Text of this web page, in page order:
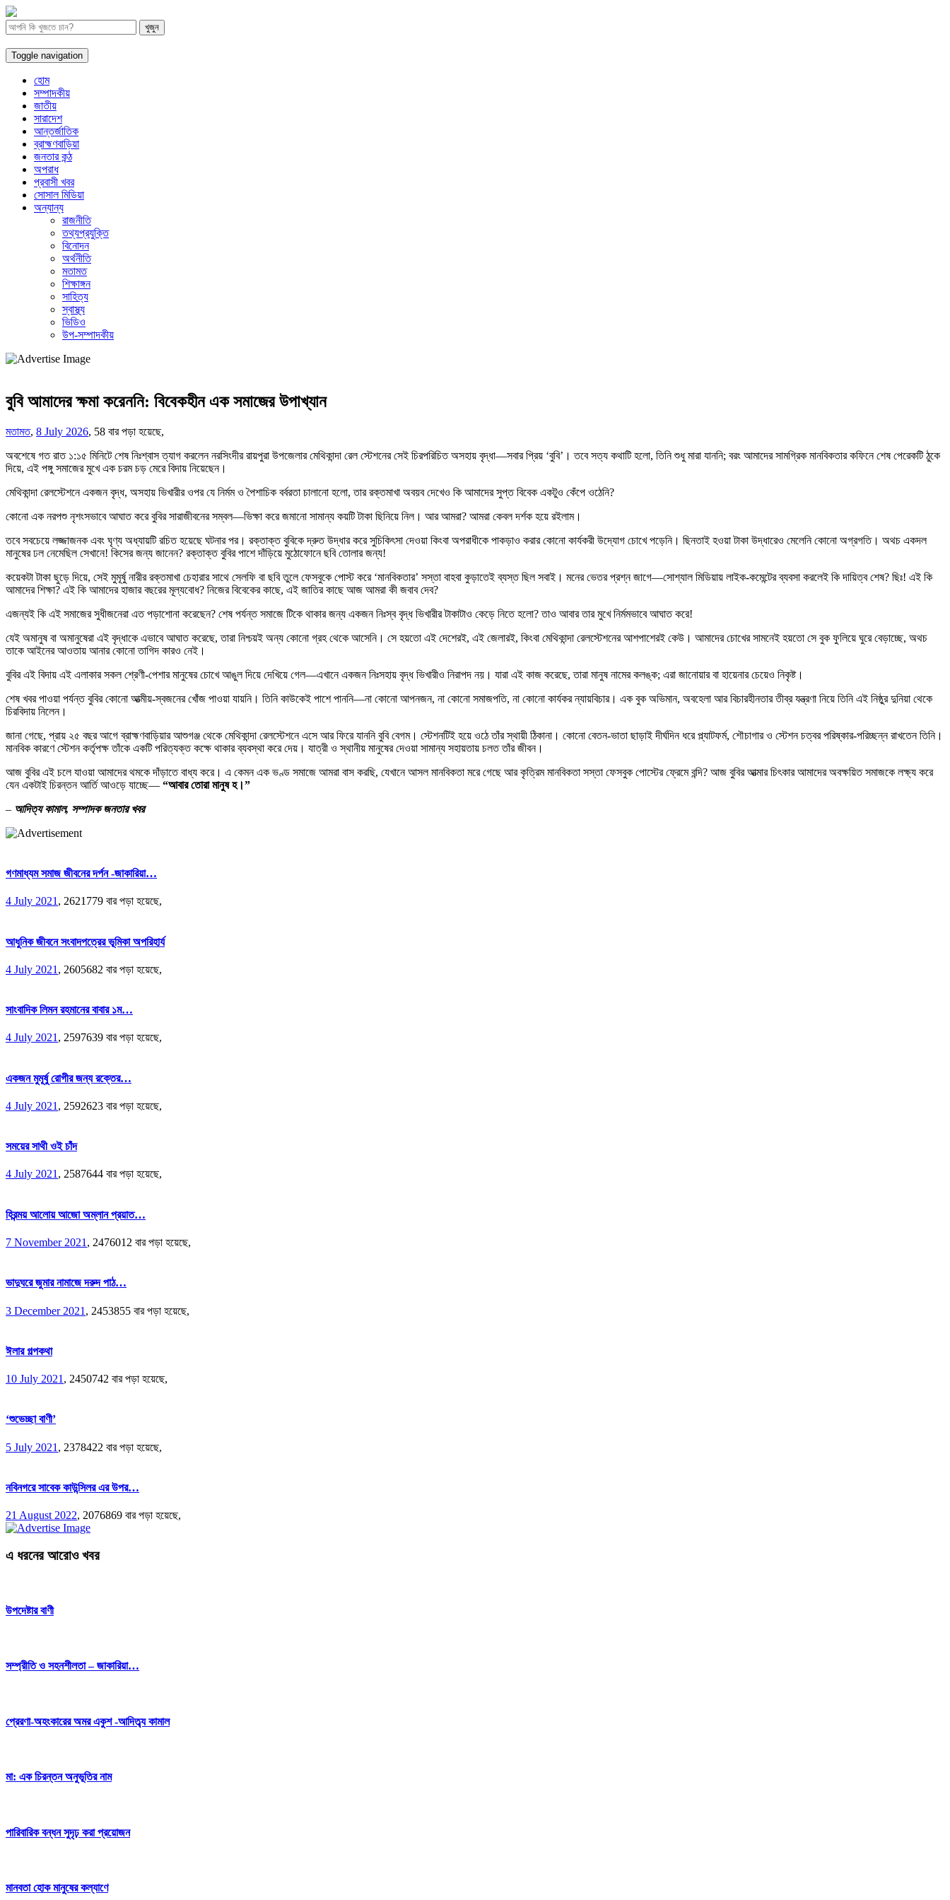
Toggle navigation
হোম
সম্পাদকীয়
জাতীয়
সারাদেশ
আন্তর্জাতিক
ব্রাহ্মণবাড়িয়া
জনতার কন্ঠ
অপরাধ
প্রবাসী খবর
সোসাল মিডিয়া
অন্যান্য
রাজনীতি
তথ্যপ্রযুক্তি
বিনোদন
অর্থনীতি
মতামত
শিক্ষাঙ্গন
সাহিত্য
স্বাস্থ্য
ভিডিও
উপ-সম্পাদকীয়
বুবি আমাদের ক্ষমা করেননি: বিবেকহীন এক সমাজের উপাখ্যান
মতামত, 8 July 2026, 58 বার পড়া হয়েছে,
অবশেষে গত রাত ১:১৫ মিনিটে শেষ নিঃশ্বাস ত্যাগ করলেন নরসিংদীর রায়পুরা উপজেলার মেথিকান্দা রেল স্টেশনের সেই চিরপরিচিত অসহায় বৃদ্ধা—সবার প্রিয় ‘বুবি’। তবে সত্য কথাটি হলো, তিনি শুধু মারা যাননি; বরং আমাদের সামগ্রিক মানবিকতার কফিনে শেষ পেরেকটি ঠুকে
দিয়ে, এই পঙ্গু সমাজের মুখে এক চরম চড় মেরে বিদায় নিয়েছেন।
​মেথিকান্দা রেলস্টেশনে একজন বৃদ্ধ, অসহায় ভিখারীর ওপর যে নির্মম ও পৈশাচিক বর্বরতা চালানো হলো, তার রক্তমাখা অবয়ব দেখেও কি আমাদের সুপ্ত বিবেক একটুও কেঁপে ওঠেনি?
​কোনো এক নরপশু নৃশংসভাবে আঘাত করে বুবির সারাজীবনের সম্বল—ভিক্ষা করে জমানো সামান্য কয়টি টাকা ছিনিয়ে নিল। আর আমরা? আমরা কেবল দর্শক হয়ে রইলাম।
​তবে সবচেয়ে লজ্জাজনক এবং ঘৃণ্য অধ্যায়টি রচিত হয়েছে ঘটনার পর। রক্তাক্ত বুবিকে দ্রুত উদ্ধার করে সুচিকিৎসা দেওয়া কিংবা অপরাধীকে পাকড়াও করার কোনো কার্যকরী উদ্যোগ চোখে পড়েনি। ছিনতাই হওয়া টাকা উদ্ধারেও মেলেনি কোনো অগ্রগতি। অথচ একদল
মানুষের ঢল নেমেছিল সেখানে! কিসের জন্য জানেন? রক্তাক্ত বুবির পাশে দাঁড়িয়ে মুঠোফোনে ছবি তোলার জন্য!
​কয়েকটা টাকা ছুড়ে দিয়ে, সেই মুমূর্ষু নারীর রক্তমাখা চেহারার সাথে সেলফি বা ছবি তুলে ফেসবুকে পোস্ট করে ‘মানবিকতার’ সস্তা বাহবা কুড়াতেই ব্যস্ত ছিল সবাই। মনের ভেতর প্রশ্ন জাগে—সোশ্যাল মিডিয়ায় লাইক-কমেন্টের ব্যবসা করলেই কি দায়িত্ব শেষ? ছিঃ! এই কি
আমাদের শিক্ষা? এই কি আমাদের হাজার বছরের মূল্যবোধ? নিজের বিবেকের কাছে, এই জাতির কাছে আজ আমরা কী জবাব দেব?
​এজন্যই কি এই সমাজের সুধীজনেরা এত পড়াশোনা করেছেন? শেষ পর্যন্ত সমাজে টিকে থাকার জন্য একজন নিঃস্ব বৃদ্ধ ভিখারীর টাকাটাও কেড়ে নিতে হলো? তাও আবার তার মুখে নির্মমভাবে আঘাত করে!
​যেই অমানুষ বা অমানুষেরা এই বৃদ্ধাকে এভাবে আঘাত করেছে, তারা নিশ্চয়ই অন্য কোনো গ্রহ থেকে আসেনি। সে হয়তো এই দেশেরই, এই জেলারই, কিংবা মেথিকান্দা রেলস্টেশনের আশপাশেরই কেউ। আমাদের চোখের সামনেই হয়তো সে বুক ফুলিয়ে ঘুরে বেড়াচ্ছে, অথচ
তাকে আইনের আওতায় আনার কোনো তাগিদ কারও নেই।
বুবির এই বিদায় এই এলাকার সকল শ্রেণী-পেশার মানুষের চোখে আঙুল দিয়ে দেখিয়ে গেল—এখানে একজন নিঃসহায় বৃদ্ধ ভিখারীও নিরাপদ নয়। যারা এই কাজ করেছে, তারা মানুষ নামের কলঙ্ক; এরা জানোয়ার বা হায়েনার চেয়েও নিকৃষ্ট।
​শেষ খবর পাওয়া পর্যন্ত বুবির কোনো আত্মীয়-স্বজনের খোঁজ পাওয়া যায়নি। তিনি কাউকেই পাশে পাননি—না কোনো আপনজন, না কোনো সমাজপতি, না কোনো কার্যকর ন্যায়বিচার। এক বুক অভিমান, অবহেলা আর বিচারহীনতার তীব্র যন্ত্রণা নিয়ে তিনি এই নিষ্ঠুর দুনিয়া থেকে
চিরবিদায় নিলেন।
জানা গেছে, প্রায় ২৫ বছর আগে ব্রাহ্মণবাড়িয়ার আশুগঞ্জ থেকে মেথিকান্দা রেলস্টেশনে এসে আর ফিরে যাননি বুবি বেগম। স্টেশনটিই হয়ে ওঠে তাঁর স্থায়ী ঠিকানা। কোনো বেতন-ভাতা ছাড়াই দীর্ঘদিন ধরে প্ল্যাটফর্ম, শৌচাগার ও স্টেশন চত্বর পরিষ্কার-পরিচ্ছন্ন রাখতেন তিনি।
মানবিক কারণে স্টেশন কর্তৃপক্ষ তাঁকে একটি পরিত্যক্ত কক্ষে থাকার ব্যবস্থা করে দেয়। যাত্রী ও স্থানীয় মানুষের দেওয়া সামান্য সহায়তায় চলত তাঁর জীবন।
​আজ বুবির এই চলে যাওয়া আমাদের থমকে দাঁড়াতে বাধ্য করে। এ কেমন এক ভণ্ড সমাজে আমরা বাস করছি, যেখানে আসল মানবিকতা মরে গেছে আর কৃত্রিম মানবিকতা সস্তা ফেসবুক পোস্টের ফ্রেমে বন্দি? আজ বুবির আত্মার চিৎকার আমাদের অবক্ষয়িত সমাজকে লক্ষ্য করে
যেন একটাই চিরন্তন আর্তি আওড়ে যাচ্ছে— ​ “আবার তোরা মানুষ হ।”
– আদিত্য কামাল, সম্পাদক জনতার খবর
গণমাধ্যম সমাজ জীবনের দর্পন -জাকারিয়া…
4 July 2021 , 2621779 বার পড়া হয়েছে,
আধুনিক জীবনে সংবাদপত্রের ভূমিকা অপরিহার্য
4 July 2021 , 2605682 বার পড়া হয়েছে,
সাংবাদিক লিমন রহমানের বাবার ১ম…
4 July 2021, 2597639 বার পড়া হয়েছে,
একজন মুমূর্ষু রোগীর জন্য রক্তের…
4 July 2021 , 2592623 বার পড়া হয়েছে,
সময়ের সাথী ওই চাঁদ
4 July 2021, 2587644 বার পড়া হয়েছে,
হিরন্ময় আলোয় আজো অম্লান প্রয়াত…
7 November 2021 , 2476012 বার পড়া হয়েছে,
ভাদুঘরে জুমার নামাজে দরুদ পাঠ…
3 December 2021 , 2453855 বার পড়া হয়েছে,
ঈলার গল্পকথা
10 July 2021 , 2450742 বার পড়া হয়েছে,
‘শুভেচ্ছা বাণী’
5 July 2021 , 2378422 বার পড়া হয়েছে,
নবিনগরে সাবেক কাউন্সিলর এর উপর…
21 August 2022, 2076869 বার পড়া হয়েছে,
এ ধরনের আরোও খবর
উপদেষ্টার বাণী
সম্প্রীতি ও সহনশীলতা – জাকারিয়া…
প্রেরণা-অহংকারের অমর একুশ -আদিত্ব্য কামাল
মা: এক চিরন্তন অনুভূতির নাম
পারিবারিক বন্ধন সুদৃঢ় করা প্রয়োজন
মানবতা হোক মানুষের কল্যাণে